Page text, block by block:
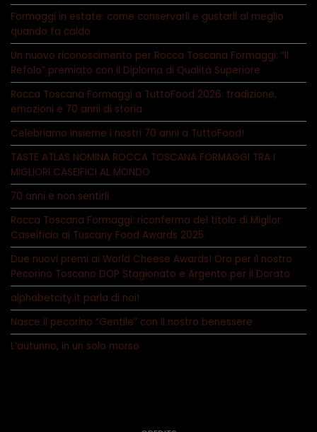
Formaggi in estate: come conservarli e gustarli al meglio
quando fa caldo
Un nuovo riconoscimento per Rocca Toscana Formaggi: “Il
Refolo” premiato con il Diploma di Qualità Superiore
Rocca Toscana Formaggi a TuttoFood 2026: tradizione,
emozioni e 70 anni di storia
Celebriamo insieme i nostri 70 anni a TuttoFood!
TASTE ATLAS NOMINA ROCCA TOSCANA FORMAGGI TRA I
MIGLIORI CASEIFICI AL MONDO
70 anni e non sentirli
Rocca Toscana Formaggi: riconferma del titolo di Miglior
Caseificio ai Tuscany Food Awards 2025.
Due nuovi premi ai World Cheese Awards! Oro per il nostro
Pecorino Toscano DOP Stagionato e Argento per il Dorato
alphabetcity.it parla di noi!
Nasce il pecorino “Gentile” con il nostro benessere
L’autunno, in un solo morso